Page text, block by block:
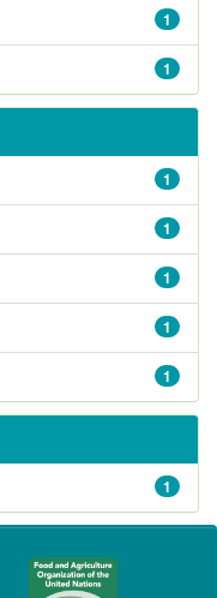
1
1
1
1
1
1
1
1